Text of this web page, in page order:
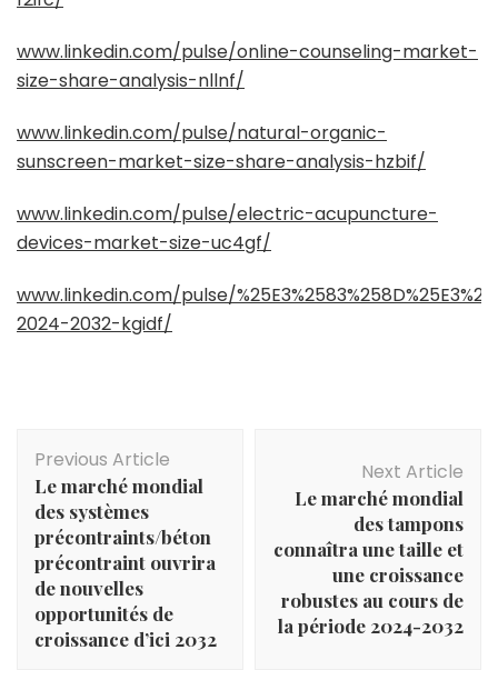
www.linkedin.com/pulse/online-counseling-market-
size-share-analysis-nllnf/
www.linkedin.com/pulse/natural-organic-
sunscreen-market-size-share-analysis-hzbif/
www.linkedin.com/pulse/electric-acupuncture-
devices-market-size-uc4gf/
www.linkedin.com/pulse/
2024-2032-kgidf/
Navigation
Previous Article
Le marché mondial
des systèmes
précontraints/béton
précontraint ouvrira
de nouvelles
opportunités de
croissance d’ici 2032
Next Article
Le marché mondial
des tampons
connaîtra une taille et
une croissance
robustes au cours de
la période 2024-2032